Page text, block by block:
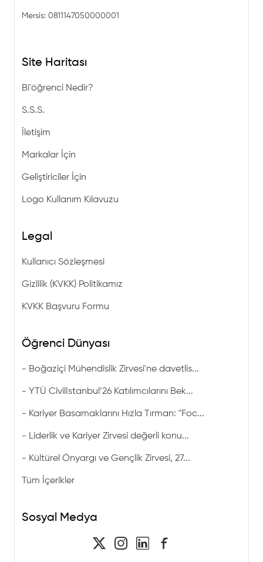
Mersis: 0811147050000001
Site Haritası
Bi'öğrenci Nedir?
S.S.S.
İletişim
Markalar İçin
Geliştiriciler İçin
Logo Kullanım Kılavuzu
Legal
Kullanıcı Sözleşmesi
Gizlilik (KVKK) Politikamız
KVKK Başvuru Formu
Öğrenci Dünyası
- Boğaziçi Mühendislik Zirvesi'ne davetlis...
- YTÜ CivilIstanbul’26 Katılımcılarını Bek...
- Kariyer Basamaklarını Hızla Tırman: "Foc...
- Liderlik ve Kariyer Zirvesi değerli konu...
- Kültürel Önyargı ve Gençlik Zirvesi, 27...
Tüm İçerikler
Sosyal Medya